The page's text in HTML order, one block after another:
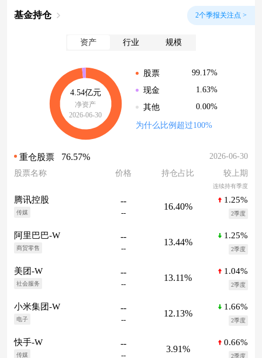
基金持仓 2个季报关注点 >
资产 行业 规模
4.54亿元
净资产
2026-06-30
股票
99.17%
现金
1.63%
其他
0.00%
为什么比例超过100%
重仓股票 76.57%
2026-06-30
股票名称
价格 持仓占比 较上期
连续持有季度
腾讯控股
传媒
--
--
16.40%
1.25%
2季度
阿里巴巴-W
商贸零售
--
--
13.44%
1.25%
2季度
美团-W
社会服务
--
--
13.11%
1.04%
2季度
小米集团-W
电子
--
--
12.13%
1.66%
2季度
快手-W
传媒
--
--
3.91%
0.66%
2季度